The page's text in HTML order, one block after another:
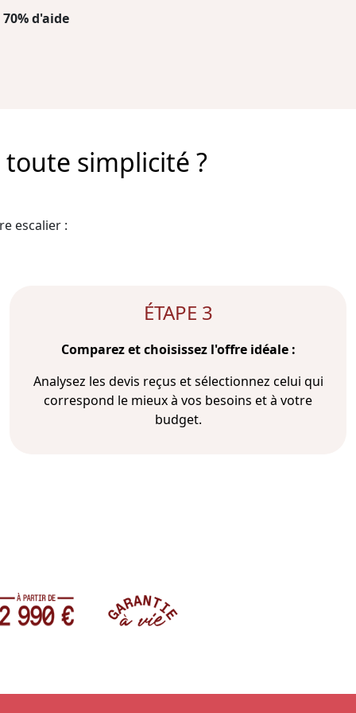
d'aide
simplicité ?
escalier :
ÉTAPE 3
Comparez et choisissez l'offre idéale :
Analysez les devis reçus et sélectionnez celui qui
correspond le mieux à vos besoins et à votre
budget.